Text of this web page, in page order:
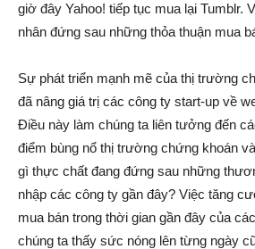
giờ đây Yahoo! tiếp tục mua lại Tumblr.
nhân đứng sau những thỏa thuận mua
Sự phát triển mạnh mẽ của thị trường
đã nâng giá trị các công ty start-up về
Điều này làm chúng ta liên tưởng đến
điểm bùng nổ thị trường chứng khoán
gì thực chất đang đứng sau những
nhập các công ty gần đây? Việc tăng
mua bán trong thời gian gần đây của
chúng ta thấy sức nóng lên từng ngày